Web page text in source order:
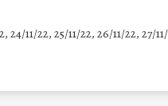
24/11/22, 25/11/22, 26/11/22, 27/